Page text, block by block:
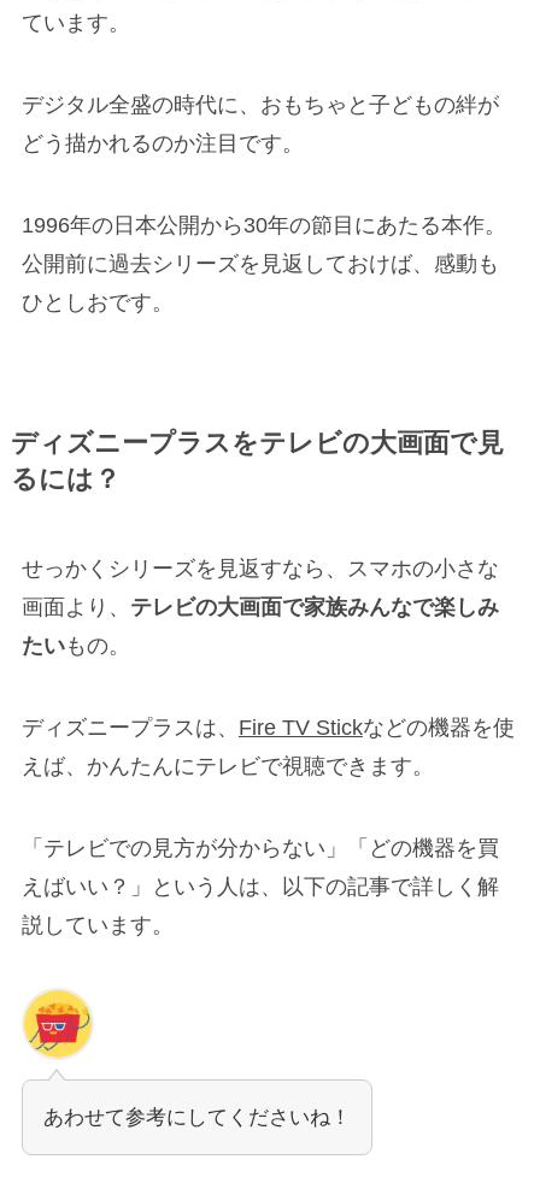
ています。
デジタル全盛の時代に、おもちゃと子どもの絆が
どう描かれるのか注目です。
1996年の日本公開から30年の節目にあたる本作。
公開前に過去シリーズを見返しておけば、感動も
ひとしおです。
ディズニープラスをテレビの大画面で見
るには？
せっかくシリーズを見返すなら、スマホの小さな
画面より、 テレビの大画面で家族みんなで楽しみ
たいもの。
ディズニープラスは、 Fire TV Stickなどの機器を使
えば、かんたんにテレビで視聴できます。
「テレビでの見方が分からない」「どの機器を買
えばいい？」という人は、以下の記事で詳しく解
説しています。
あわせて参考にしてくださいね！